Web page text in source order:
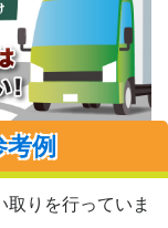
考例
りを行っていま